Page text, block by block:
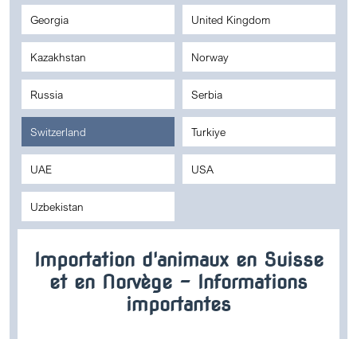
Georgia United Kingdom
Kazakhstan Norway
Russia Serbia
Switzerland Turkiye
UAE USA
Uzbekistan
Importation d'animaux en Suisse
et en Norvège – Informations
importantes